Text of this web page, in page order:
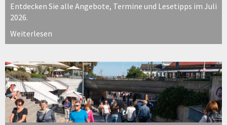
Entdecken Sie alle Angebote, Termine und Lesetipps im Juli
2026.
Weiterlesen